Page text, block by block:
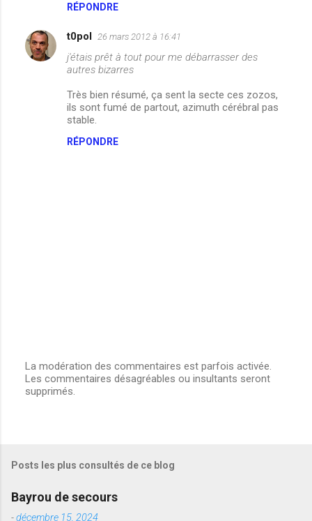
RÉPONDRE
t0pol 26 mars 2012 à 16:41
j'étais prêt à tout pour me débarrasser des
autres bizarres
Très bien résumé, ça sent la secte ces zozos,
ils sont fumé de partout, azimuth cérébral pas
stable.
RÉPONDRE
E
n
t
e
r
u
La modération des commentaires est parfois activée.
Les commentaires désagréables ou insultants seront
supprimés.
Posts les plus consultés de ce blog
Bayrou de secours
-décembre 15, 2024